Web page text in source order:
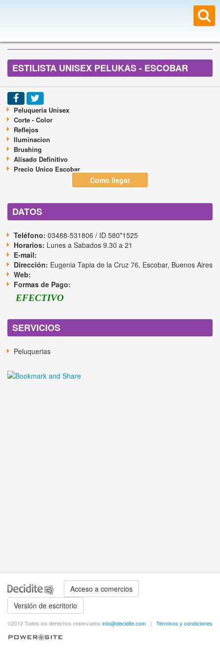
ESTILISTA UNISEX PELUKAS - ESCOBAR
Peluqueria Unisex
Corte - Color
Reflejos
Iluminacion
Brushing
Alisado Definitivo
Precio Unico Escobar
DATOS
Teléfono: 03488-531806 / ID 580*1525
Horarios: Lunes a Sabados 9.30 a 21
E-mail:
Dirección: Eugenia Tapia de la Cruz 76, Escobar, Buenos Aires
Web:
Formas de Pago:
EFECTIVO
SERVICIOS
Peluquerias
Como llegar
Acceso a comercios
Versión de escritorio
©2012 Todos los derechos reservados info@decidite.com | Términos y condiciones